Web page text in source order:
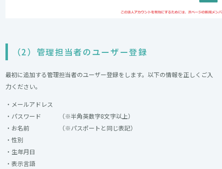
（2）管理担当者のユーザー登録
最初に追加する管理担当者のユーザー登録をします。以下の情報を正しくご入
力ください。
・メールアドレス
・パスワード （※半角英数字8文字以上）
・お名前 （※パスポートと同じ表記）
・性別
・生年月日
・表示言語